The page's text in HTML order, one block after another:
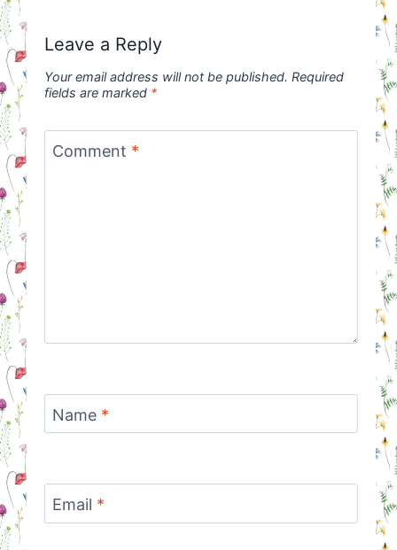
Leave a Reply
Your email address will not be published. Required
fields are marked *
Comment *
Name *
Email *